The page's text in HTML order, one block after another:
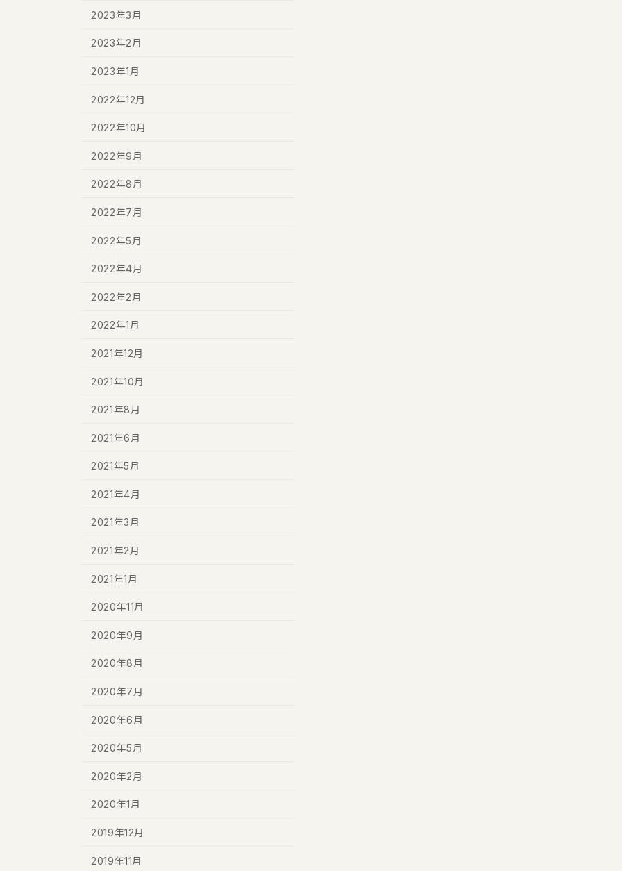
2023年3月
2023年2月
2023年1月
2022年12月
2022年10月
2022年9月
2022年8月
2022年7月
2022年5月
2022年4月
2022年2月
2022年1月
2021年12月
2021年10月
2021年8月
2021年6月
2021年5月
2021年4月
2021年3月
2021年2月
2021年1月
2020年11月
2020年9月
2020年8月
2020年7月
2020年6月
2020年5月
2020年2月
2020年1月
2019年12月
2019年11月